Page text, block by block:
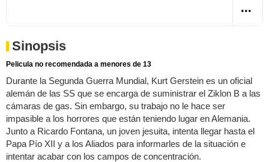
Sinopsis
Pelicula no recomendada a menores de 13
Durante la Segunda Guerra Mundial, Kurt Gerstein es un oficial
alemán de las SS que se encarga de suministrar el Ziklon B a las
cámaras de gas. Sin embargo, su trabajo no le hace ser
impasible a los horrores que están teniendo lugar en Alemania.
Junto a Ricardo Fontana, un joven jesuita, intenta llegar hasta el
Papa Pío XII y a los Aliados para informarles de la situación e
intentar acabar con los campos de concentración.